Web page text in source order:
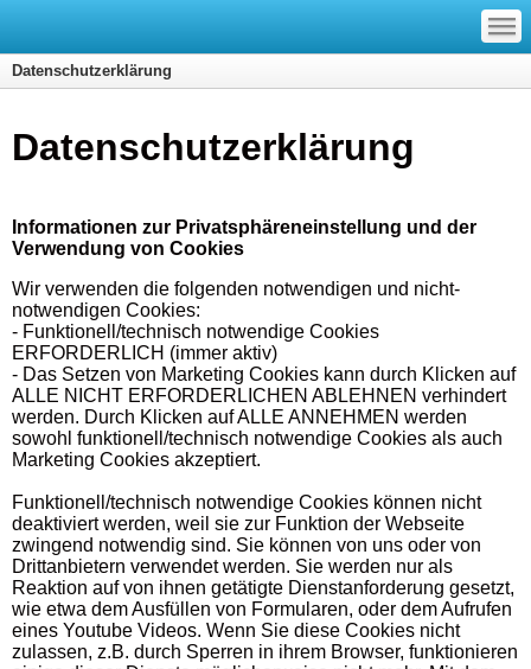
—
—
—
Datenschutzerklärung
Datenschutzerklärung
Informationen zur Privatsphäreneinstellung und der
Verwendung von Cookies
Wir verwenden die folgenden notwendigen und nicht-
notwendigen Cookies:
- Funktionell/technisch notwendige Cookies
ERFORDERLICH (immer aktiv)
- Das Setzen von Marketing Cookies kann durch Klicken auf
ALLE NICHT ERFORDERLICHEN ABLEHNEN verhindert
werden. Durch Klicken auf ALLE ANNEHMEN werden
sowohl funktionell/technisch notwendige Cookies als auch
Marketing Cookies akzeptiert.
Funktionell/technisch notwendige Cookies können nicht
deaktiviert werden, weil sie zur Funktion der Webseite
zwingend notwendig sind. Sie können von uns oder von
Drittanbietern verwendet werden. Sie werden nur als
Reaktion auf von ihnen getätigte Dienstanforderung gesetzt,
wie etwa dem Ausfüllen von Formularen, oder dem Aufrufen
eines Youtube Videos. Wenn Sie diese Cookies nicht
zulassen, z.B. durch Sperren in ihrem Browser, funktionieren